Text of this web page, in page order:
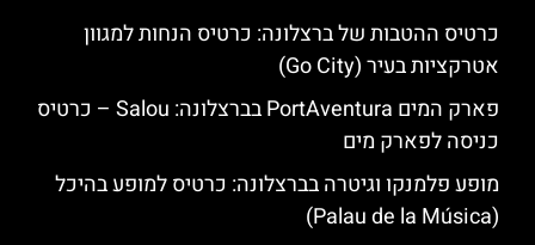
כרטיס ההטבות של ברצלונה: כרטיס הנחות למגוון
אטרקציות בעיר (Go City)
פארק המים PortAventura בברצלונה: Salou – כרטיס
כניסה לפארק מים
מופע פלמנקו וגיטרה בברצלונה: כרטיס למופע בהיכל
(Palau de la Música)